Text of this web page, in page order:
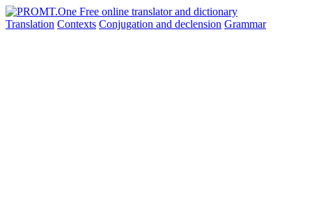
Translation Contexts Conjugation and declension Grammar